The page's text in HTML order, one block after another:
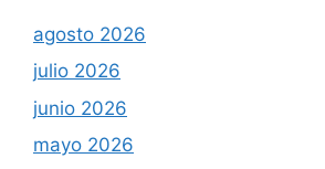
agosto 2026
julio 2026
junio 2026
mayo 2026